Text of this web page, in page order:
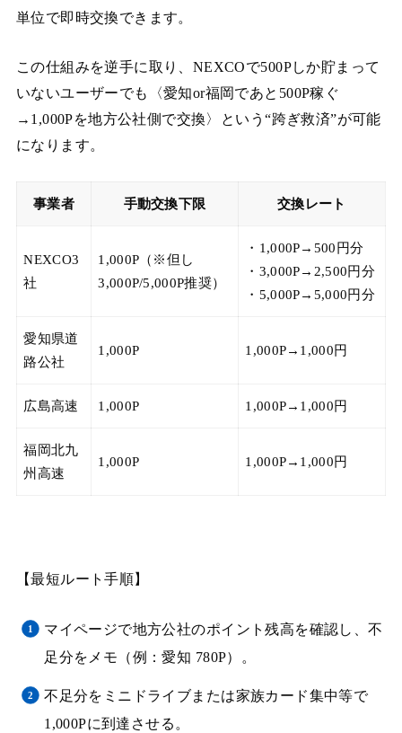
単位で即時交換できます。
この仕組みを逆手に取り、NEXCOで500Pしか貯まって
いないユーザーでも〈愛知or福岡であと500P稼ぐ
→1,000Pを地方公社側で交換〉という“跨ぎ救済”が可能
になります。
事業者 手動交換下限 交換レート
NEXCO3
社
1,000P（※但し
3,000P/5,000P推奨）
・1,000P→500円分
・3,000P→2,500円分
・5,000P→5,000円分
愛知県道
路公社
1,000P 1,000P→1,000円
広島高速 1,000P 1,000P→1,000円
福岡北九
州高速
1,000P 1,000P→1,000円
【最短ルート手順】
マイページで地方公社のポイント残高を確認し、不
足分をメモ（例：愛知 780P）。
不足分をミニドライブまたは家族カード集中等で
1,000Pに到達させる。